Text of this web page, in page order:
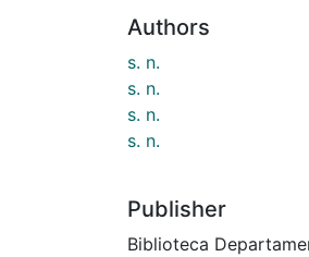
Authors
s. n.
s. n.
s. n.
s. n.
Publisher
Biblioteca